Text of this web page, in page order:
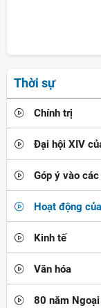
Thời sự
Chính trị
Đại hội XIV
Góp ý vào
Hoạt động
Kinh tế
Văn hóa
80 năm